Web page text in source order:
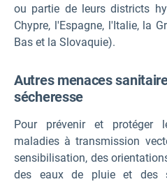
ou partie de leurs districts
Chypre, l'Espagne, l'Italie, la
Bas et la Slovaquie).
Autres menaces
sécheresse
Pour prévenir et protéger
maladies à transmission
sensibilisation, des
des eaux de pluie et des